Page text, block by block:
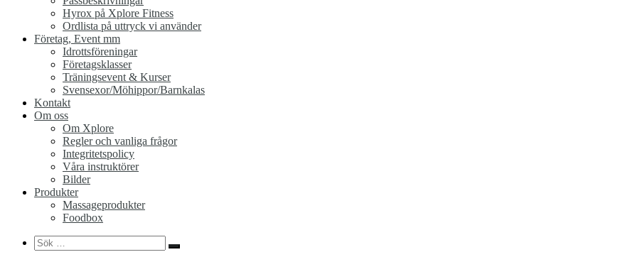
Hyrox på Xplore Fitness
Ordlista på uttryck vi använder
Företag, Event mm
Idrottsföreningar
Företagsklasser
Träningsevent & Kurser
Svensexor/Möhippor/Barnkalas
Kontakt
Om oss
Om Xplore
Regler och vanliga frågor
Integritetspolicy
Våra instruktörer
Bilder
Produkter
Massageprodukter
Foodbox
Search
Sök
Sök